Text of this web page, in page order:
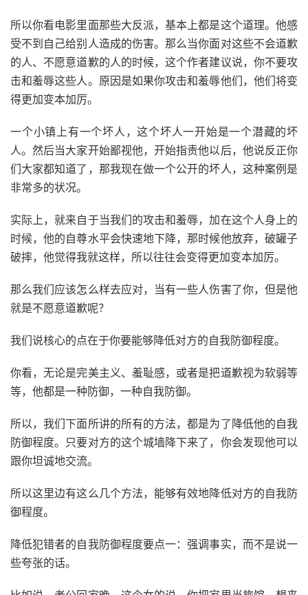
所以你看电影里面那些大反派，基本上都是这个道理。他感
受不到自己给别人造成的伤害。那么当你面对这些不会道歉
的人、不愿意道歉的人的时候，这个作者建议说，你不要攻
击和羞辱这些人。原因是如果你攻击和羞辱他们，他们将变
得更加变本加厉。
一个小镇上有一个坏人，这个坏人一开始是一个潜藏的坏
人。然后当大家开始鄙视他，开始指责他以后，他说反正你
们大家都知道了，那我现在做一个公开的坏人，这种案例是
非常多的状况。
实际上，就来自于当我们的攻击和羞辱，加在这个人身上的
时候，他的自尊水平会快速地下降，那时候他放弃，破罐子
破摔，他觉得我就这样，所以往往会变得更加变本加厉。
那么我们应该怎么样去应对，当有一些人伤害了你，但是他
就是不愿意道歉呢？
我们说核心的点在于你要能够降低对方的自我防御程度。
你看，无论是完美主义、羞耻感，或者是把道歉视为软弱等
等，他都是一种防御，一种自我防御。
所以，我们下面所讲的所有的方法，都是为了降低他的自我
防御程度。只要对方的这个城墙降下来了，你会发现他可以
跟你坦诚地交流。
所以这里边有这么几个方法，能够有效地降低对方的自我防
御程度。
降低犯错者的自我防御程度要点一：强调事实，而不是说一
些夸张的话。